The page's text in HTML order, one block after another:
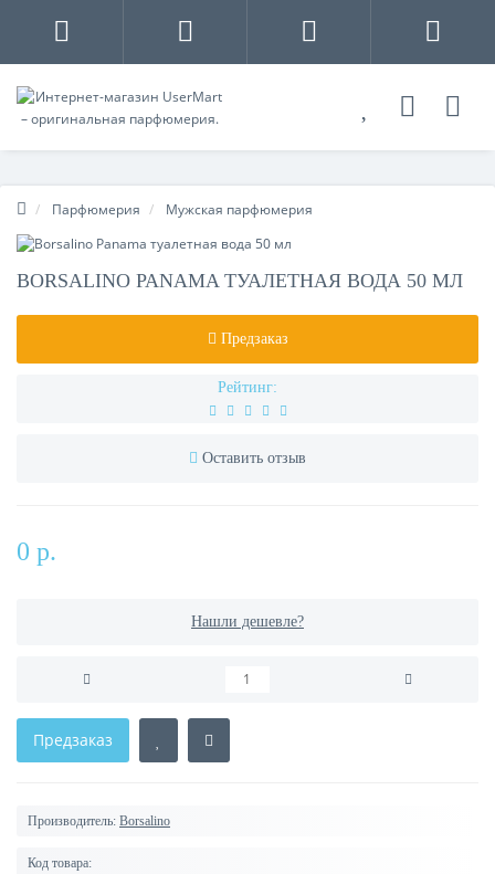
Парфюмерия Мужская парфюмерия
BORSALINO PANAMA ТУАЛЕТНАЯ ВОДА 50 МЛ
Предзаказ
Рейтинг:
Оставить отзыв
0 р.
Нашли дешевле?
Предзаказ
Производитель: Borsalino
Код товара: